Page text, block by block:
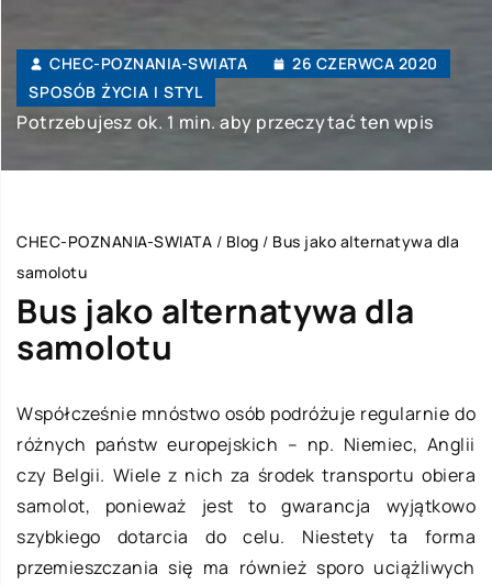
CHEC-POZNANIA-SWIATA
26 CZERWCA 2020
SPOSÓB ŻYCIA I STYL
Potrzebujesz ok. 1 min. aby przeczytać ten wpis
CHEC-POZNANIA-SWIATA / Blog / Bus jako alternatywa dla
samolotu
Bus jako alternatywa dla
samolotu
Współcześnie mnóstwo osób podróżuje regularnie do
różnych państw europejskich – np. Niemiec, Anglii
czy Belgii. Wiele z nich za środek transportu obiera
samolot, ponieważ jest to gwarancja wyjątkowo
szybkiego dotarcia do celu. Niestety ta forma
przemieszczania się ma również sporo uciążliwych